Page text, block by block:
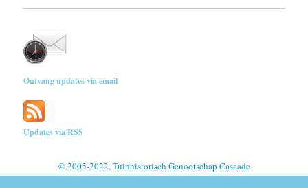
Ontvang updates via email
Updates via RSS
© 2005-2022, Tuinhistorisch Genootschap Cascade